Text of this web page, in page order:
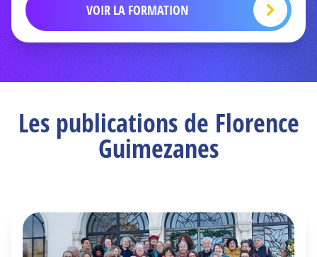
VOIR LA FORMATION
Les publications de Florence
Guimezanes